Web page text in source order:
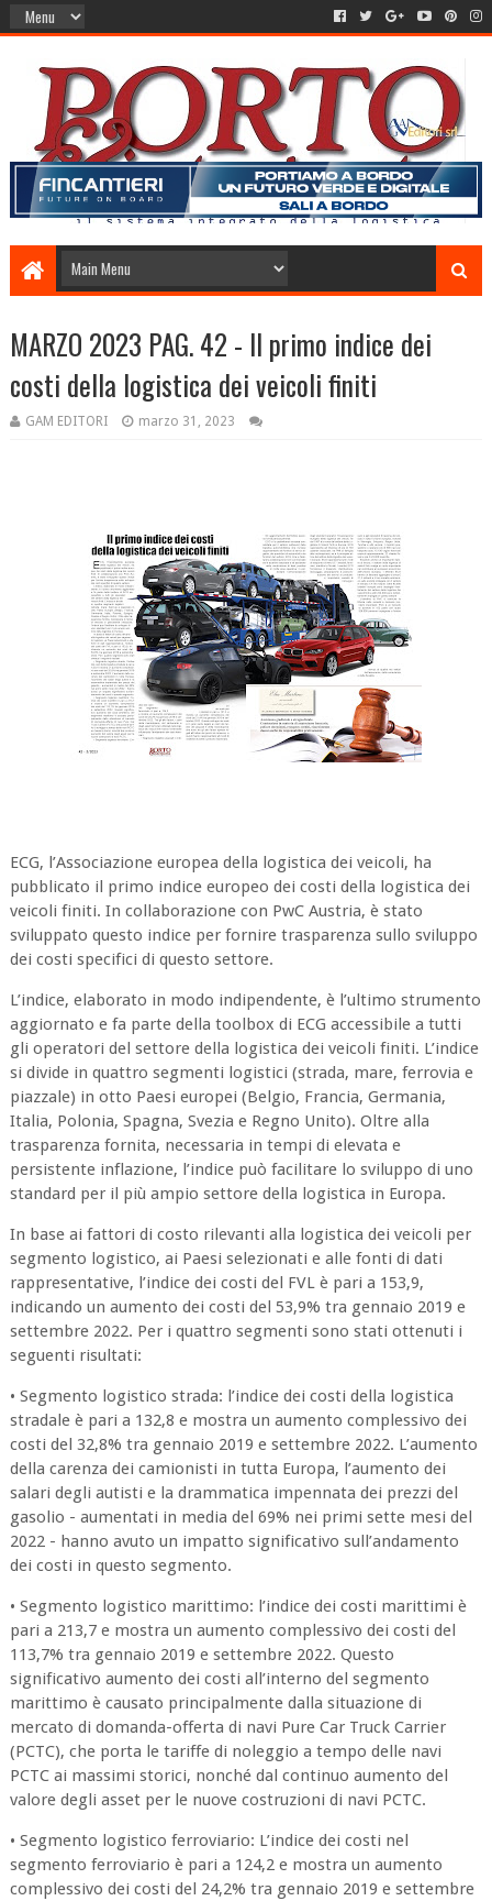
MARZO 2023 PAG. 42 - Il primo indice dei
costi della logistica dei veicoli finiti
GAM EDITORI marzo 31, 2023
ECG, l’Associazione europea della logistica dei veicoli, ha
pubblicato il primo indice europeo dei costi della logistica dei
veicoli finiti. In collaborazione con PwC Austria, è stato
sviluppato questo indice per fornire trasparenza sullo sviluppo
dei costi specifici di questo settore.
L’indice, elaborato in modo indipendente, è l’ultimo strumento
aggiornato e fa parte della toolbox di ECG accessibile a tutti
gli operatori del settore della logistica dei veicoli finiti. L’indice
si divide in quattro segmenti logistici (strada, mare, ferrovia e
piazzale) in otto Paesi europei (Belgio, Francia, Germania,
Italia, Polonia, Spagna, Svezia e Regno Unito). Oltre alla
trasparenza fornita, necessaria in tempi di elevata e
persistente inflazione, l’indice può facilitare lo sviluppo di uno
standard per il più ampio settore della logistica in Europa.
In base ai fattori di costo rilevanti alla logistica dei veicoli per
segmento logistico, ai Paesi selezionati e alle fonti di dati
rappresentative, l’indice dei costi del FVL è pari a 153,9,
indicando un aumento dei costi del 53,9% tra gennaio 2019 e
settembre 2022. Per i quattro segmenti sono stati ottenuti i
seguenti risultati:
• Segmento logistico strada: l’indice dei costi della logistica
stradale è pari a 132,8 e mostra un aumento complessivo dei
costi del 32,8% tra gennaio 2019 e settembre 2022. L’aumento
della carenza dei camionisti in tutta Europa, l’aumento dei
salari degli autisti e la drammatica impennata dei prezzi del
gasolio - aumentati in media del 69% nei primi sette mesi del
2022 - hanno avuto un impatto significativo sull’andamento
dei costi in questo segmento.
• Segmento logistico marittimo: l’indice dei costi marittimi è
pari a 213,7 e mostra un aumento complessivo dei costi del
113,7% tra gennaio 2019 e settembre 2022. Questo
significativo aumento dei costi all’interno del segmento
marittimo è causato principalmente dalla situazione di
mercato di domanda-offerta di navi Pure Car Truck Carrier
(PCTC), che porta le tariffe di noleggio a tempo delle navi
PCTC ai massimi storici, nonché dal continuo aumento del
valore degli asset per le nuove costruzioni di navi PCTC.
• Segmento logistico ferroviario: L’indice dei costi nel
segmento ferroviario è pari a 124,2 e mostra un aumento
complessivo dei costi del 24,2% tra gennaio 2019 e settembre